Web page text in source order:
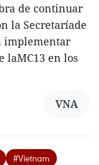
de continuar
la Secretaríade
implementar
laMC13 en los
VNA
#Vietnam